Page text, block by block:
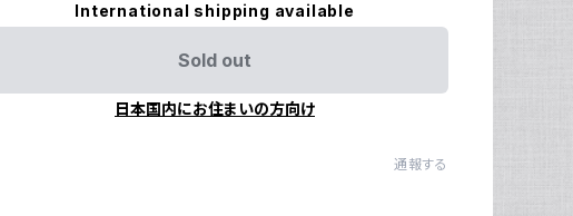
International shipping available
Sold out
日本国内にお住まいの方向け
通報する